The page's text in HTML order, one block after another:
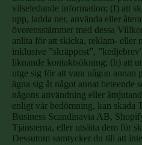
vilseledande information; (f) att
upp, ladda ner, använda eller
överensstämmer med dessa
anlita för att skicka, reklam- eller
inklusive ”skräppost”,
liknande kontaktsökning; (h) att
utge sig för att vara någon annan
ägna sig åt något annat beteende
någons användning eller
enligt vår bedömning, kan skada
Business Scandinavia AB,
Tjänsterna, eller utsätta dem för
Dessutom samtycker du till att